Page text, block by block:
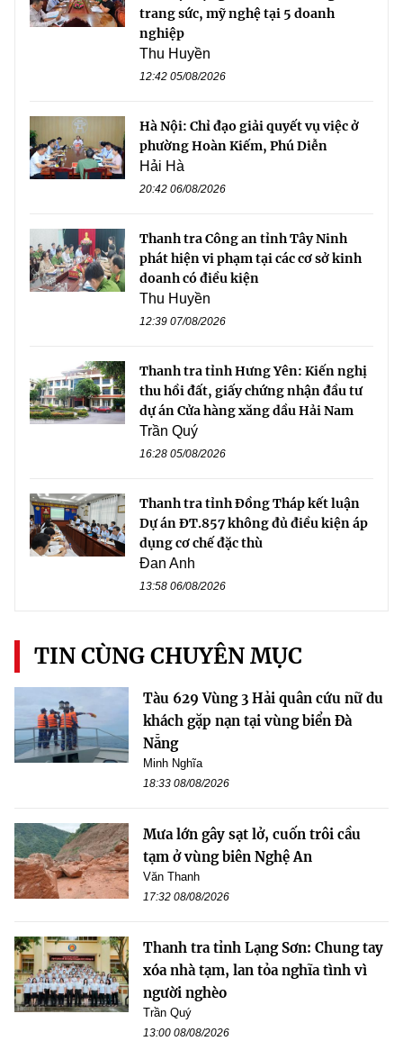
trang sức, mỹ nghệ tại 5 doanh
nghiệp
Thu Huyền
12:42 05/08/2026
Hà Nội: Chỉ đạo giải quyết vụ việc ở
phường Hoàn Kiếm, Phú Diễn
Hải Hà
20:42 06/08/2026
Thanh tra Công an tỉnh Tây Ninh
phát hiện vi phạm tại các cơ sở kinh
doanh có điều kiện
Thu Huyền
12:39 07/08/2026
Thanh tra tỉnh Hưng Yên: Kiến nghị
thu hồi đất, giấy chứng nhận đầu tư
dự án Cửa hàng xăng dầu Hải Nam
Trần Quý
16:28 05/08/2026
Thanh tra tỉnh Đồng Tháp kết luận
Dự án ĐT.857 không đủ điều kiện áp
dụng cơ chế đặc thù
Đan Anh
13:58 06/08/2026
TIN CÙNG CHUYÊN MỤC
Tàu 629 Vùng 3 Hải quân cứu nữ du
khách gặp nạn tại vùng biển Đà
Nẵng
Minh Nghĩa
18:33 08/08/2026
Mưa lớn gây sạt lở, cuốn trôi cầu
tạm ở vùng biên Nghệ An
Văn Thanh
17:32 08/08/2026
Thanh tra tỉnh Lạng Sơn: Chung tay
xóa nhà tạm, lan tỏa nghĩa tình vì
người nghèo
Trần Quý
13:00 08/08/2026